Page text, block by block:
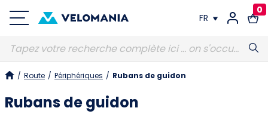
FR
FR
0
/ Route / Périphériques / Rubans de guidon
Rubans de guidon